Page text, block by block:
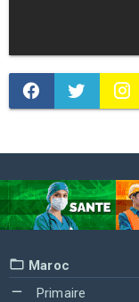
Maroc
Primaire